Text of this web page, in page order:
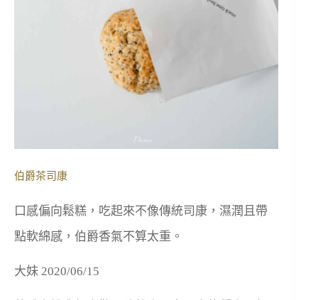
伯爵茶司康
口感偏向鬆糕，吃起來不像傳統司康，濕潤且帶
點軟綿感，伯爵香氣不算太重。
大妹 2020/06/15